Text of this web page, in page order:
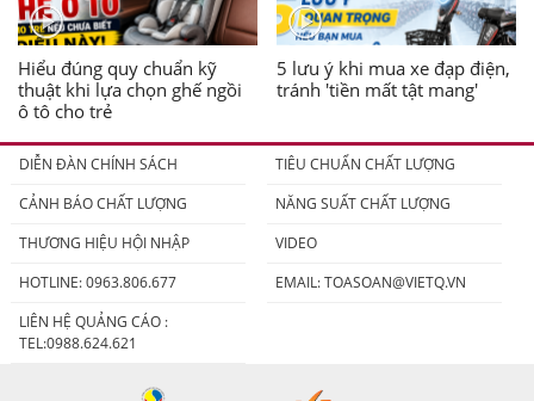
Hiểu đúng quy chuẩn kỹ
thuật khi lựa chọn ghế ngồi
ô tô cho trẻ
5 lưu ý khi mua xe đạp điện,
tránh 'tiền mất tật mang'
DIỄN ĐÀN CHÍNH SÁCH
TIÊU CHUẨN CHẤT LƯỢNG
CẢNH BÁO CHẤT LƯỢNG
NĂNG SUẤT CHẤT LƯỢNG
THƯƠNG HIỆU HỘI NHẬP
VIDEO
HOTLINE: 0963.806.677
EMAIL:TOASOAN@VIETQ.VN
LIÊN HỆ QUẢNG CÁO :
TEL:0988.624.621